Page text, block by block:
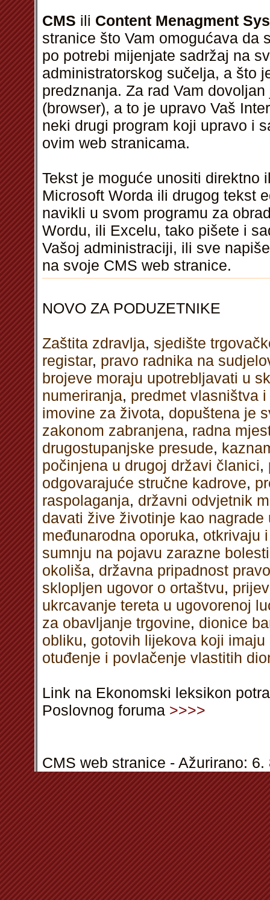
CMS ili Content Menagment
stranice što Vam omogućava da
po potrebi mijenjate sadržaj na
administratorskog sučelja, a što
predznanja. Za rad Vam
(browser), a to je upravo Vaš
neki drugi program koji upravo i
ovim web stranicama.
Tekst je moguće unositi direktno
Microsoft Worda ili drugog tekst
navikli u svom programu za
Wordu, ili Excelu, tako pišete i
Vašoj administraciji, ili sve
na svoje CMS web stranice.
NOVO ZA PODUZETNIKE
Zaštita zdravlja, sjedište
registar, pravo radnika na
brojeve moraju upotrebljavati u
numeriranja, predmet vlasništva
imovine za života, dopuštena je
zakonom zabranjena, radna
drugostupanjske presude,
počinjena u drugoj državi članici,
odgovarajuće stručne kadrove,
raspolaganja, državni odvjetnik
davati žive životinje kao nagrade
međunarodna oporuka, otkrivaju
sumnju na pojavu zarazne bolesti
okoliša, državna pripadnost
sklopljen ugovor o ortaštvu,
ukrcavanje tereta u ugovorenoj
za obavljanje trgovine, dionice
obliku, gotovih lijekova koji
otuđenje i povlačenje vlastitih
Link na Ekonomski leksikon
Poslovnog foruma >>>>
CMS web stranice - Ažurirano: 6.